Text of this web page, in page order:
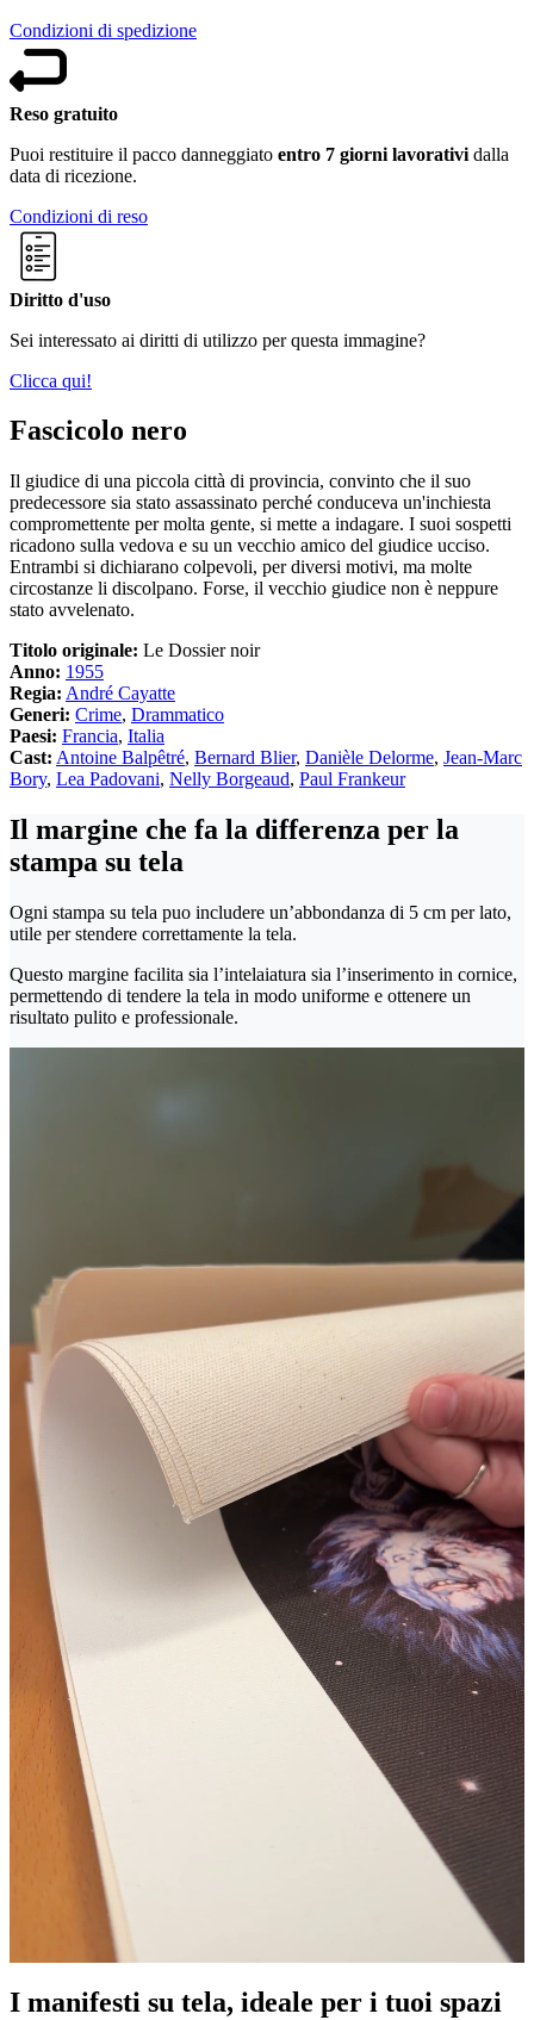
Condizioni di spedizione
Reso gratuito
Puoi restituire il pacco danneggiato entro 7 giorni lavorativi dalla
data di ricezione.
Condizioni di reso
Diritto d'uso
Sei interessato ai diritti di utilizzo per questa immagine?
Clicca qui!
Fascicolo nero
Il giudice di una piccola città di provincia, convinto che il suo
predecessore sia stato assassinato perché conduceva un'inchiesta
compromettente per molta gente, si mette a indagare. I suoi sospetti
ricadono sulla vedova e su un vecchio amico del giudice ucciso.
Entrambi si dichiarano colpevoli, per diversi motivi, ma molte
circostanze li discolpano. Forse, il vecchio giudice non è neppure
stato avvelenato.
Titolo originale: Le Dossier noir
Anno: 1955
Regia: André Cayatte
Generi: Crime, Drammatico
Paesi: Francia, Italia
Cast: Antoine Balpêtré, Bernard Blier, Danièle Delorme, Jean-Marc
Bory, Lea Padovani, Nelly Borgeaud, Paul Frankeur
Il margine che fa la differenza per la
stampa su tela
Ogni stampa su tela puo includere un’abbondanza di 5 cm per lato,
utile per stendere correttamente la tela.
Questo margine facilita sia l’intelaiatura sia l’inserimento in cornice,
permettendo di tendere la tela in modo uniforme e ottenere un
risultato pulito e professionale.
Pause
I manifesti su tela, ideale per i tuoi spazi